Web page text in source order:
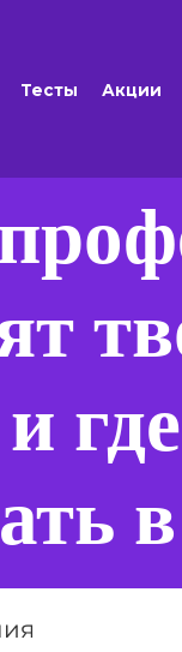
Тесты Акции